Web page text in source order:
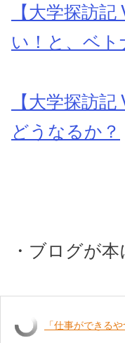
【大学探訪
い！と、ベ
【大学探訪
どうなるか？
・ブログが本
「仕事ができる